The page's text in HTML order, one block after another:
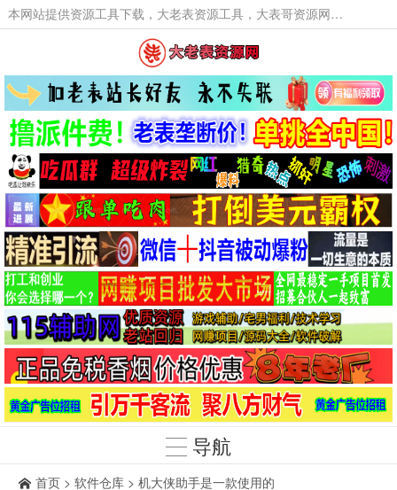
本网站提供资源工具下载，大老表资源工具，大表哥资源网软件工具，大老表资源下载，活动线报福利资源分享,活动线报，大型网游经典游戏，网络热门技术游戏辅助交流与分享。
导航
首页 > 软件仓库 > 机大侠助手是一款使用的